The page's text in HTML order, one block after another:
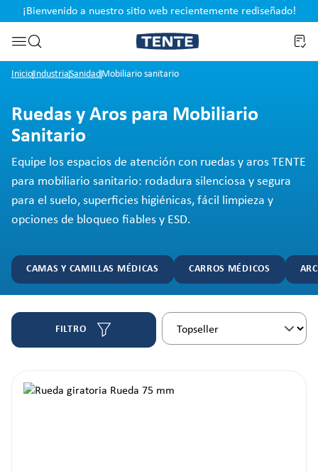
Saltar a la búsqueda
¡Bienvenido a nuestro sitio web recientemente rediseñado!
InicioIndustriaSanidadMobiliario sanitario
Ruedas y Aros para Mobiliario
Sanitario
Equipe los espacios de atención con ruedas y aros TENTE
para mobiliario sanitario: rodadura silenciosa y segura
para el suelo, superficies higiénicas, fácil limpieza y
opciones de bloqueo fiables y ESD.
CAMAS Y CAMILLAS MÉDICAS CARROS MÉDICOS
FILTRO